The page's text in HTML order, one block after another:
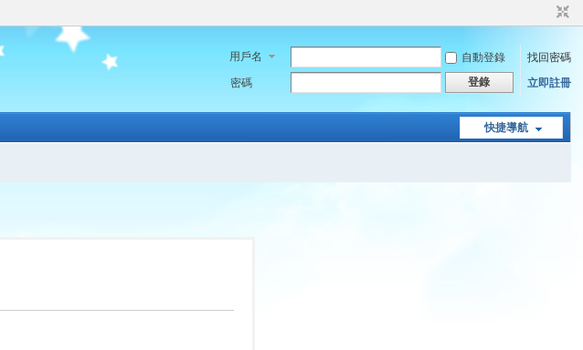
用戶名 自動登錄
找回密碼
密碼
登錄 立即註冊
快捷導航